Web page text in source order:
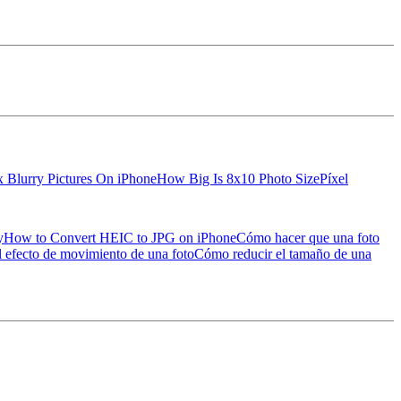
Blurry Pictures On iPhoneHow Big Is 8x10 Photo SizePíxel
How to Convert HEIC to JPG on iPhoneCómo hacer que una foto
efecto de movimiento de una fotoCómo reducir el tamaño de una